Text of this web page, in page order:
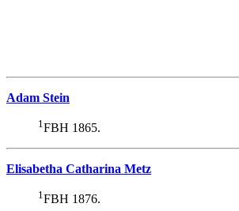
Adam Stein
1 FBH 1865.
Elisabetha Catharina Metz
1FBH 1876.